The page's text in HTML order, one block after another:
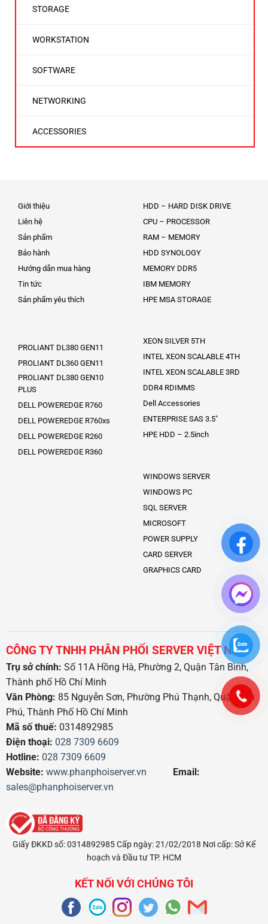
STORAGE
WORKSTATION
SOFTWARE
NETWORKING
ACCESSORIES
Giới thiệu
Liên hệ
Sản phẩm
Bảo hành
Hướng dẫn mua hàng
Tin tức
Sản phẩm yêu thích
PROLIANT DL380 GEN11
PROLIANT DL360 GEN11
PROLIANT DL380 GEN10
PLUS
DELL POWEREDGE R760
DELL POWEREDGE R760xs
DELL POWEREDGE R260
DELL POWEREDGE R360
HDD – HARD DISK DRIVE
CPU – PROCESSOR
RAM – MEMORY
HDD SYNOLOGY
MEMORY DDR5
IBM MEMORY
HPE MSA STORAGE
XEON SILVER 5TH
INTEL XEON SCALABLE 4TH
INTEL XEON SCALABLE 3RD
DDR4 RDIMMS
Dell Accessories
ENTERPRISE SAS 3.5″
HPE HDD – 2.5inch
WINDOWS SERVER
WINDOWS PC
SQL SERVER
MICROSOFT
POWER SUPPLY
CARD SERVER
GRAPHICS CARD
CÔNG TY TNHH PHÂN PHỐI SERVER VIỆT NAM
Trụ sở chính: Số 11A Hồng Hà, Phường 2, Quận Tân Bình,
Thành phố Hồ Chí Minh
Văn Phòng: 85 Nguyễn Sơn, Phường Phú Thạnh, Quận Tân
Phú, Thành Phố Hồ Chí Minh
Mã số thuế: 0314892985
Điện thoại: 028 7309 6609
Hotline: 028 7309 6609
Website: www.phanphoiserver.vn
Email:
sales@phanphoiserver.vn
Giấy ĐKKD số: 0314892985 Cấp ngày: 21/02/2018 Nơi cấp: Sở Kế
hoạch và Đầu tư TP. HCM
KẾT NỐI VỚI CHÚNG TÔI